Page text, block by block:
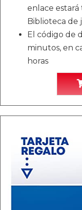
enlace
Biblioteca de
El código de
minutos, en
horas